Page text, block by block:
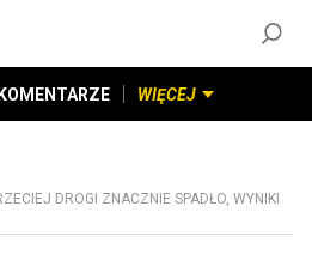
WIĘCEJ
DROGI ZNACZNIE SPADŁO, WYNIKI